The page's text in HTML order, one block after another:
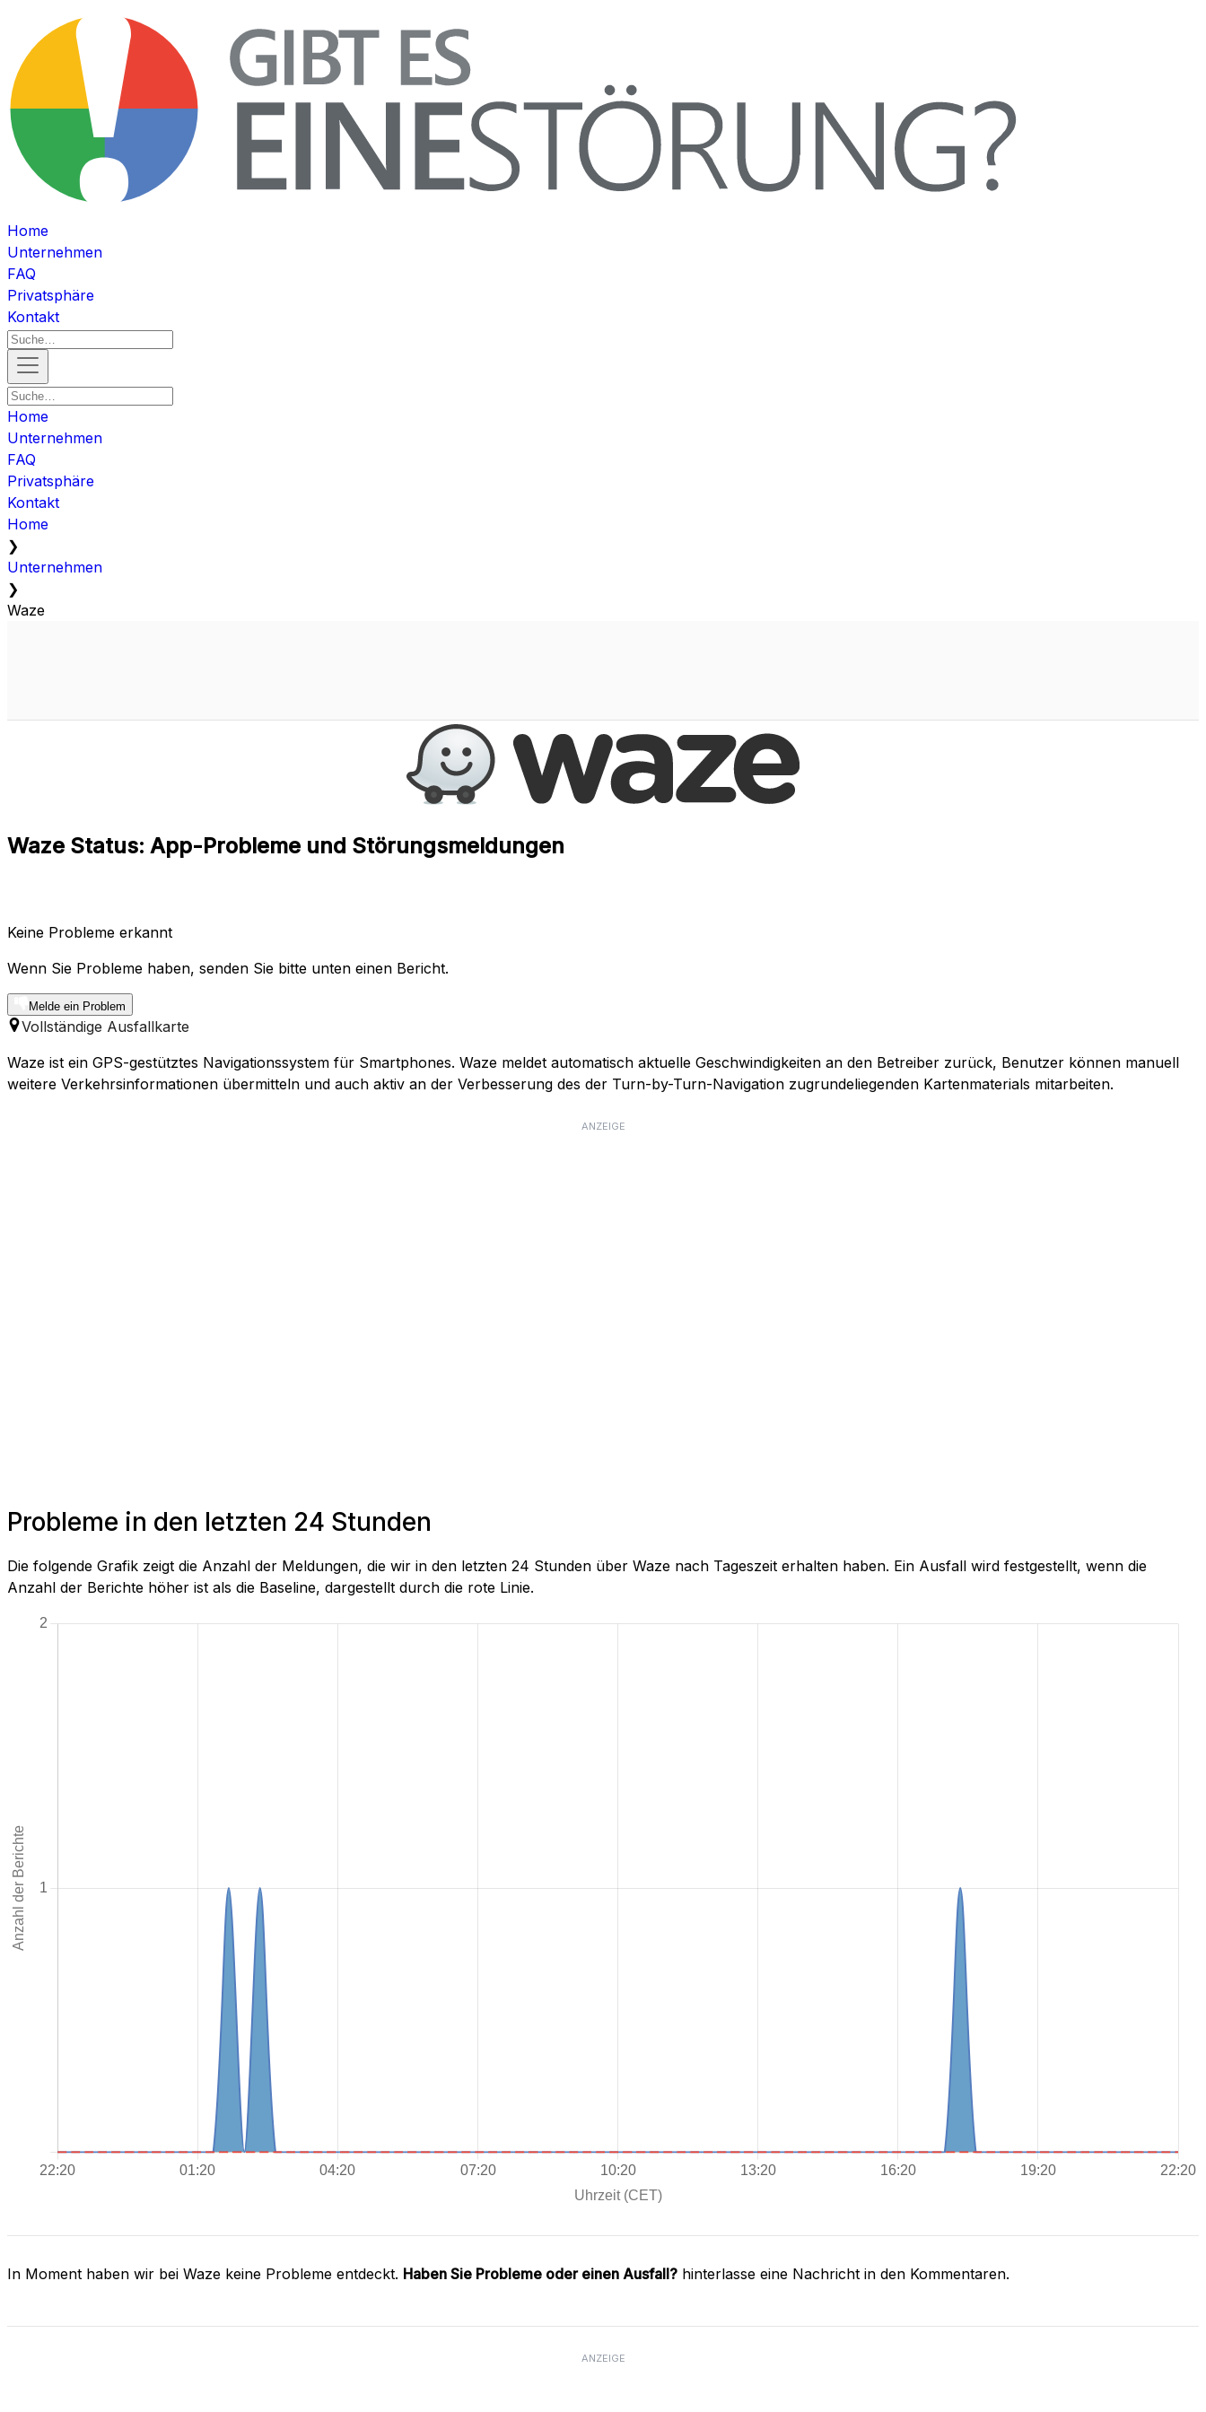
Home
Unternehmen
FAQ
Privatsphäre
Kontakt
Home
Unternehmen
FAQ
Privatsphäre
Kontakt
Home
❯
Unternehmen
❯
Waze
Waze Status: App-Probleme und Störungsmeldungen
Keine Probleme erkannt
Wenn Sie Probleme haben, senden Sie bitte unten einen Bericht.
Melde ein Problem
Vollständige Ausfallkarte
Waze ist ein GPS-gestütztes Navigationssystem für Smartphones. Waze meldet automatisch aktuelle Geschwindigkeiten an den Betreiber zurück, Benutzer können manuell
weitere Verkehrsinformationen übermitteln und auch aktiv an der Verbesserung des der Turn-by-Turn-Navigation zugrundeliegenden Kartenmaterials mitarbeiten.
ANZEIGE
Probleme in den letzten 24 Stunden
Die folgende Grafik zeigt die Anzahl der Meldungen, die wir in den letzten 24 Stunden über Waze nach Tageszeit erhalten haben. Ein Ausfall wird festgestellt, wenn die
Anzahl der Berichte höher ist als die Baseline, dargestellt durch die rote Linie.
In Moment haben wir bei Waze keine Probleme entdeckt. Haben Sie Probleme oder einen Ausfall? hinterlasse eine Nachricht in den Kommentaren.
ANZEIGE